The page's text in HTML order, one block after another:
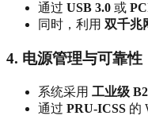
通过 USB 3.0 或
同时，利用 双千兆
4. 电源管理与可靠性
系统采用 工业级
通过 PRU‑ICSS 的